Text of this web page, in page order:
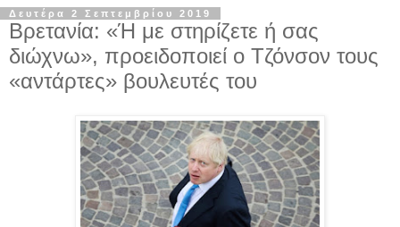
Δευτέρα 2 Σεπτεμβρίου 2019
Βρετανία: «Ή με στηρίζετε ή σας
διώχνω», προειδοποιεί ο Τζόνσον τους
«αντάρτες» βουλευτές του